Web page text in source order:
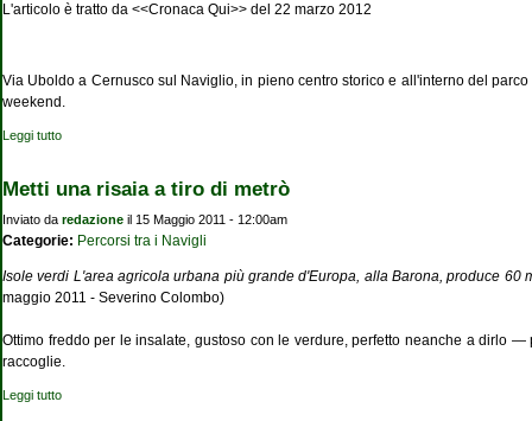
L'articolo è tratto da <<Cronaca Qui>> del 22 marzo 2012
Via Uboldo a Cernusco sul Naviglio, in pieno centro storico e all'interno del
weekend.
Leggi tutto
Metti una risaia a tiro di metrò
Inviato da redazione il 15 Maggio 2011 - 12:00am
Categorie: Percorsi tra i Navigli
Isole verdi L'area agricola urbana più grande d'Europa, alla Barona, produce
maggio 2011 - Severino Colombo)
Ottimo freddo per le insalate, gustoso con le verdure, perfetto neanche a dirlo
raccoglie.
Leggi tutto